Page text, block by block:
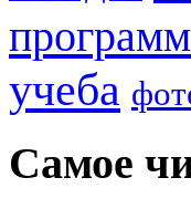
учеба
Самое